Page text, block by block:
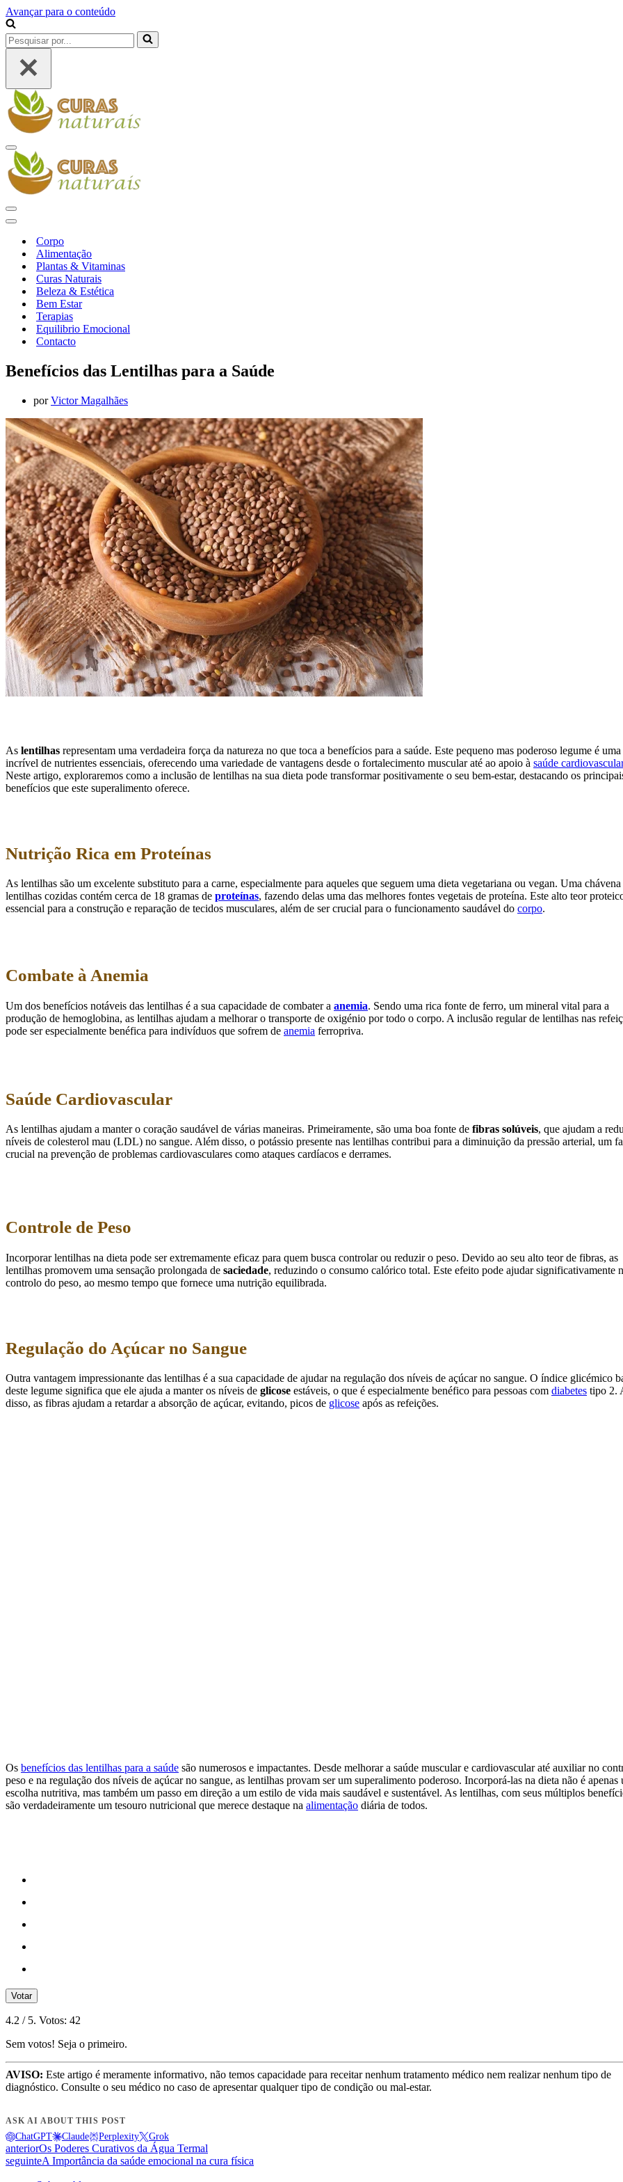
Avançar para o conteúdo
Pesquisar
por...
Menu
de
navegação
Menu
de
Menu
navegação
Corpo
Alimentação
Plantas & Vitaminas
Curas Naturais
Beleza & Estética
Bem Estar
Terapias
Equilibrio Emocional
Contacto
Benefícios das Lentilhas para a Saúde
porVictor Magalhães
As lentilhas representam uma verdadeira força da natureza no que toca a benefícios para a saúde. Este pequeno mas poderoso legume é
incrível de nutrientes essenciais, oferecendo uma variedade de vantagens desde o fortalecimento muscular até ao apoio à saúde cardiovascular
Neste artigo, exploraremos como a inclusão de lentilhas na sua dieta pode transformar positivamente o seu bem-estar, destacando os
benefícios que este superalimento oferece.
Nutrição Rica em Proteínas
As lentilhas são um excelente substituto para a carne, especialmente para aqueles que seguem uma dieta vegetariana ou vegan. Uma chávena
lentilhas cozidas contém cerca de 18 gramas de proteínas, fazendo delas uma das melhores fontes vegetais de proteína. Este alto teor
essencial para a construção e reparação de tecidos musculares, além de ser crucial para o funcionamento saudável do corpo.
Combate à Anemia
Um dos benefícios notáveis das lentilhas é a sua capacidade de combater a anemia. Sendo uma rica fonte de ferro, um mineral vital para a
produção de hemoglobina, as lentilhas ajudam a melhorar o transporte de oxigénio por todo o corpo. A inclusão regular de lentilhas nas
pode ser especialmente benéfica para indivíduos que sofrem de anemia ferropriva.
Saúde Cardiovascular
As lentilhas ajudam a manter o coração saudável de várias maneiras. Primeiramente, são uma boa fonte de fibras solúveis, que ajudam a
níveis de colesterol mau (LDL) no sangue. Além disso, o potássio presente nas lentilhas contribui para a diminuição da pressão arterial, um
crucial na prevenção de problemas cardiovasculares como ataques cardíacos e derrames.
Controle de Peso
Incorporar lentilhas na dieta pode ser extremamente eficaz para quem busca controlar ou reduzir o peso. Devido ao seu alto teor de fibras, as
lentilhas promovem uma sensação prolongada de saciedade, reduzindo o consumo calórico total. Este efeito pode ajudar significativamente
controlo do peso, ao mesmo tempo que fornece uma nutrição equilibrada.
Regulação do Açúcar no Sangue
Outra vantagem impressionante das lentilhas é a sua capacidade de ajudar na regulação dos níveis de açúcar no sangue. O índice glicémico
deste legume significa que ele ajuda a manter os níveis de glicose estáveis, o que é especialmente benéfico para pessoas com diabetes tipo 2.
disso, as fibras ajudam a retardar a absorção de açúcar, evitando, picos de glicose após as refeições.
Os benefícios das lentilhas para a saúde são numerosos e impactantes. Desde melhorar a saúde muscular e cardiovascular até auxiliar no
peso e na regulação dos níveis de açúcar no sangue, as lentilhas provam ser um superalimento poderoso. Incorporá-las na dieta não é apenas
escolha nutritiva, mas também um passo em direção a um estilo de vida mais saudável e sustentável. As lentilhas, com seus múltiplos
são verdadeiramente um tesouro nutricional que merece destaque na alimentação diária de todos.
Votar
4.2 / 5. Votos: 42
Sem votos! Seja o primeiro.
AVISO: Este artigo é meramente informativo, não temos capacidade para receitar nenhum tratamento médico nem realizar nenhum tipo de
diagnóstico. Consulte o seu médico no caso de apresentar qualquer tipo de condição ou mal-estar.
ASK AI ABOUT THIS POST
ChatGPT Claude Perplexity Grok
anteriorOs Poderes Curativos da Água Termal
seguinteA Importância da saúde emocional na cura física